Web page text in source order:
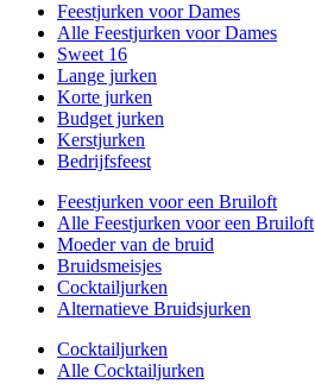
Feestjurken voor Dames
Alle Feestjurken voor Dames
Sweet 16
Lange jurken
Korte jurken
Budget jurken
Kerstjurken
Bedrijfsfeest
Feestjurken voor een Bruiloft
Alle Feestjurken voor een Bruiloft
Moeder van de bruid
Bruidsmeisjes
Cocktailjurken
Alternatieve Bruidsjurken
Cocktailjurken
Alle Cocktailjurken